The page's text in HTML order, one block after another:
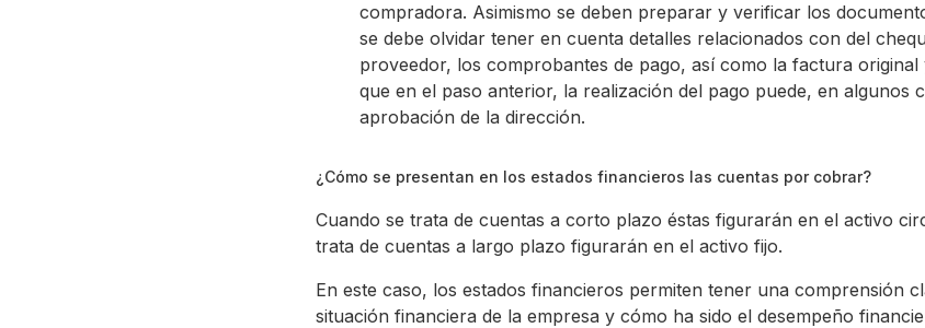
compradora. Asimismo se deben preparar y verificar los
se debe olvidar tener en cuenta detalles relacionados con del
proveedor, los comprobantes de pago, así como la factura
que en el paso anterior, la realización del pago puede, en algunos
aprobación de la dirección.
¿Cómo se presentan en los estados financieros las cuentas por cobrar?
Cuando se trata de cuentas a corto plazo éstas figurarán en el activo
trata de cuentas a largo plazo figurarán en el activo fijo.
En este caso, los estados financieros permiten tener una comprensión
situación financiera de la empresa y cómo ha sido el desempeño